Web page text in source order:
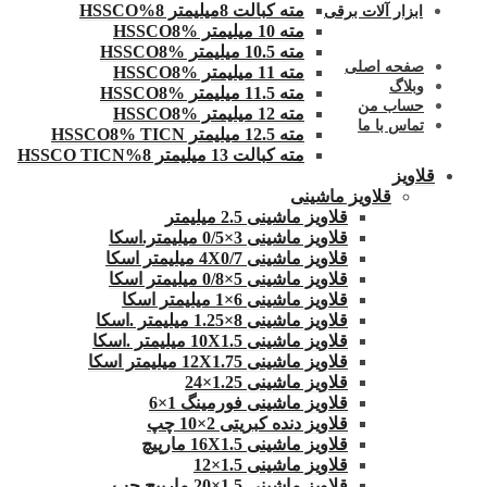
ابزار آلات برقی
صفحه اصلی
وبلاگ
حساب من
تماس با ما
مته کبالت 8میلیمتر 8%HSSCO
مته 10 میلیمتر HSSCO8%
مته 10.5 میلیمتر HSSCO8%
مته 11 میلیمتر HSSCO8%
مته 11.5 میلیمتر HSSCO8%
مته 12 میلیمتر HSSCO8%
مته 12.5 میلیمتر HSSCO8% TICN
مته کبالت 13 میلیمتر 8%HSSCO TICN
قلاویز
قلاویز ماشینی
قلاویز ماشینی 2.5 میلیمتر
قلاویز ماشینی 3×0/5 میلیمتر.اسکا
قلاویز ماشینی 4X0/7 میلیمتر اسکا
قلاویز ماشینی 5×0/8 میلیمتر اسکا
قلاویز ماشینی 6×1 میلیمتر اسکا
قلاویز ماشینی 8×1.25 میلیمتر .اسکا
قلاویز ماشینی 10X1.5 میلیمتر .اسکا
قلاویز ماشینی 12X1.75 میلیمتر اسکا
قلاویز ماشینی 1.25×24
قلاویز ماشینی فورمینگ 1×6
قلاویز دنده کبریتی 2×10 چپ
قلاویز ماشینی 16X1.5 مارپیچ
قلاویز ماشینی 1.5×12